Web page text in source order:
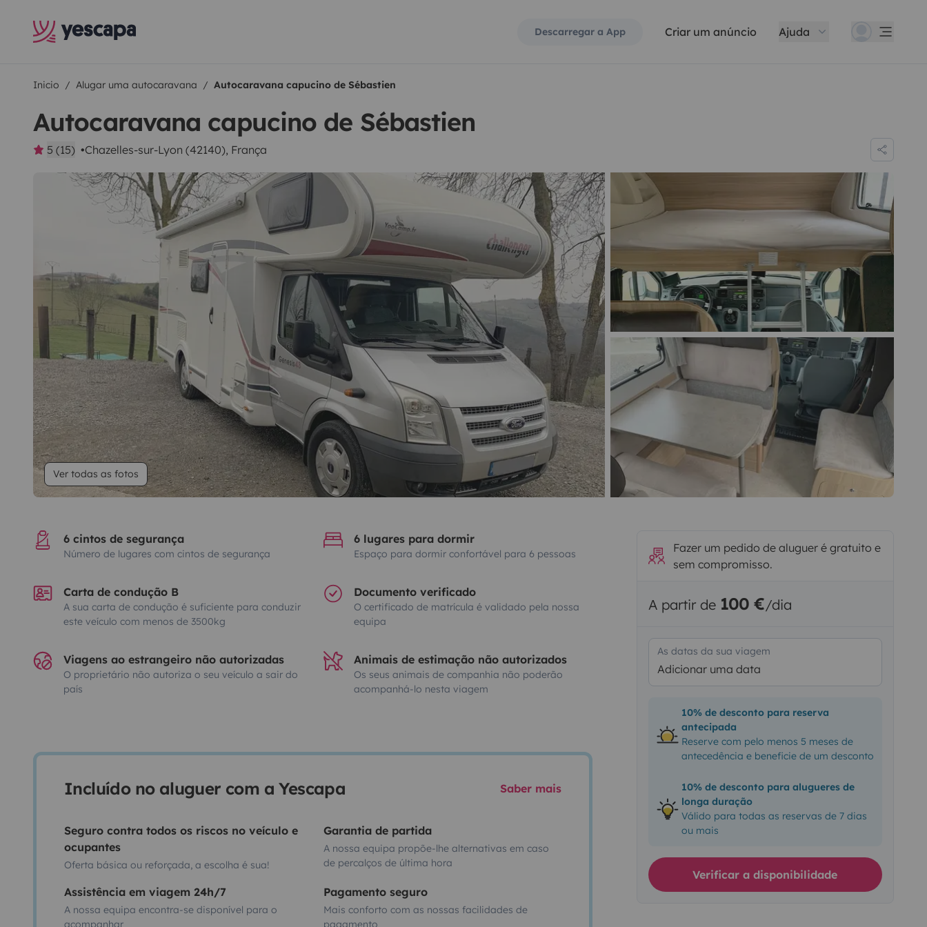
Descarregar a App Criar um anúncio Ajuda
Inicio Alugar uma autocaravana Autocaravana capucino de Sébastien
Autocaravana capucino de Sébastien
5 (15) Chazelles-sur-Lyon (42140), França
Ver todas as fotos
6 cintos de segurança
Número de lugares com cintos de segurança
6 lugares para dormir
Espaço para dormir confortável para 6 pessoas
Carta de condução B
A sua carta de condução é suficiente para conduzir
este veículo com menos de 3500kg
Documento verificado
O certificado de matrícula é validado pela nossa
equipa
Viagens ao estrangeiro não autorizadas
O proprietário não autoriza o seu veículo a sair do
país
Animais de estimação não autorizados
Os seus animais de companhia não poderão
acompanhá-lo nesta viagem
Incluído no aluguer com a Yescapa Saber mais
Seguro contra todos os riscos no veículo e
ocupantes
Oferta básica ou reforçada, a escolha é sua!
Garantia de partida
A nossa equipa propõe-lhe alternativas em caso
de percalços de última hora
Assistência em viagem 24h/7
A nossa equipa encontra-se disponível para o
acompanhar
Pagamento seguro
Mais conforto com as nossas facilidades de
pagamento
Fazer um pedido de aluguer é gratuito e
sem compromisso.
A partir de 100 €/dia
As datas da sua viagem
Adicionar uma data
10% de desconto para reserva
antecipada
Reserve com pelo menos 5 meses de
antecedência e beneficie de um desconto
10% de desconto para alugueres de
longa duração
Válido para todas as reservas de 7 dias
ou mais
Verificar a disponibilidade